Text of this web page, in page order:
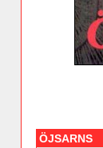
ÖJSARNS